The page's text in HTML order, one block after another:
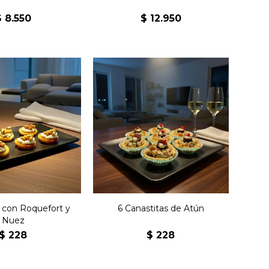
8.550 $ 12.950
con
y nuez.
con Roquefort y
Nuez
$ 228
Seis canastas de atún con
huevo y aceitunas.
6 Canastitas de Atún
$ 228